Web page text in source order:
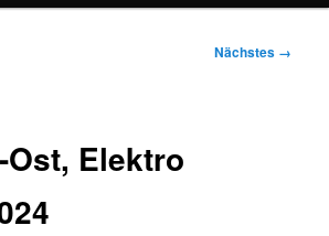
Nächstes →
Elektro